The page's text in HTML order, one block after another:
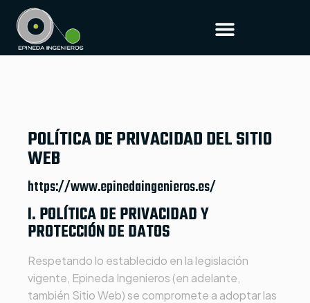
POLÍTICA DE PRIVACIDAD DEL SITIO
WEB
https://www.epinedaingenieros.es/
I. POLÍTICA DE PRIVACIDAD Y
PROTECCIÓN DE DATOS
Respetando lo establecido en la legislación
vigente, Epineda Ingenieros (en adelante,
también Sitio Web) se compromete a adoptar las